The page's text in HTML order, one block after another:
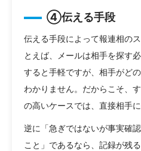
④伝える手段
伝える手段によって報連相の
とえば、メールは相手を探す
すると手軽ですが、相手がど
わかりません。だからこそ、
の高いケースでは、直接相手
逆に「急ぎではないが事実確
こと」であるなら、記録が残